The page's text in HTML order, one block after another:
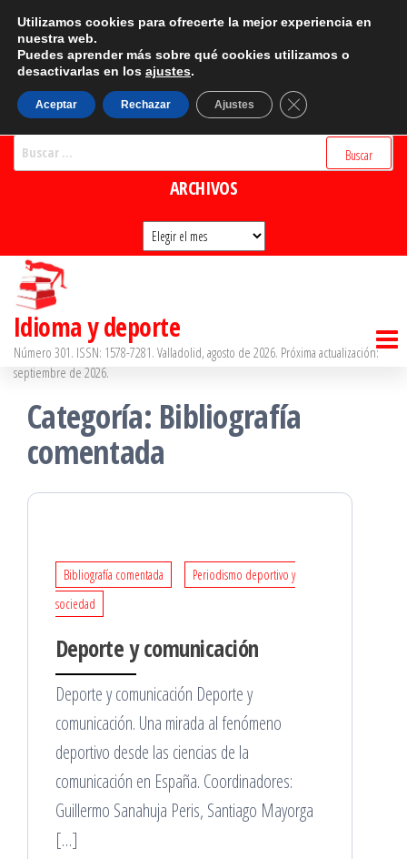
Saltar
contenido
CATEGORÍAS
Categorías
BUSCADOR
ARCHIVOS
Archivos
Idioma y deporte
Número 301. ISSN: 1578-7281. Valladolid, agosto de 2026. Próxima actualización:
septiembre de 2026.
Categoría: Bibliografía
comentada
Bibliografía comentada
Periodismo deportivo y
sociedad
Deporte y comunicación
Deporte y comunicación Deporte y
comunicación. Una mirada al fenómeno
deportivo desde las ciencias de la
comunicación en España. Coordinadores:
Guillermo Sanahuja Peris, Santiago Mayorga
[…]
Utilizamos cookies para ofrecerte la mejor experiencia en
nuestra web.
Puedes aprender más sobre qué cookies utilizamos o
desactivarlas en los ajustes.
Aceptar Rechazar Ajustes Cerrar el banner